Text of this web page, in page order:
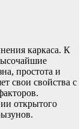
каркаса. К
простота и
свои свойства с
открытого